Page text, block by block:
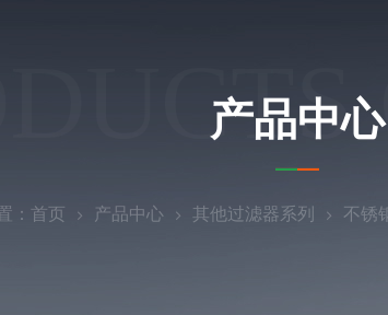
产品中心
： 首页 产品中心 其他过滤器系列 不锈